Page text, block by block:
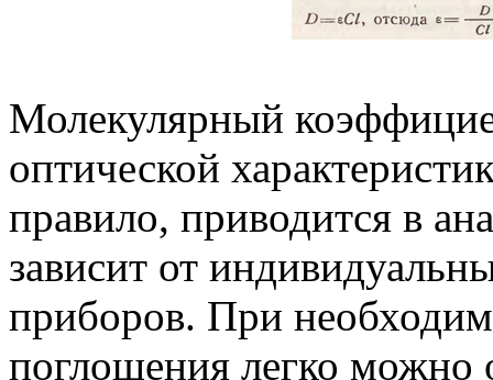
Молекулярный
оптической
правило, приводится в
зависит от
приборов. При
поглощения легко можно